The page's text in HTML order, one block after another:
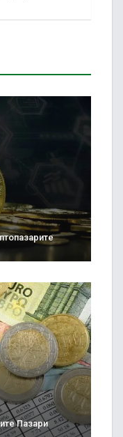
Пазари